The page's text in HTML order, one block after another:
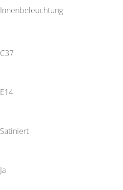
Innenbeleuchtung
C37
E14
Satiniert
Ja